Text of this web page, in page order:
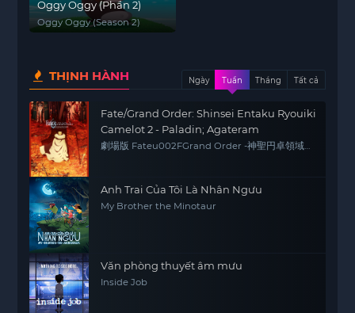
Oggy Oggy (Phần 2)
Oggy Oggy (Season 2)
THỊNH HÀNH Ngày Tuần Tháng Tất cả
Fate/Grand Order: Shinsei Entaku Ryouiki
Camelot 2 - Paladin; Agateram
劇場版 Fateu002FGrand Order -神聖円卓領域
Anh Trai Của Tôi Là Nhân Ngưu
My Brother the Minotaur
Văn phòng thuyết âm mưu
Inside Job